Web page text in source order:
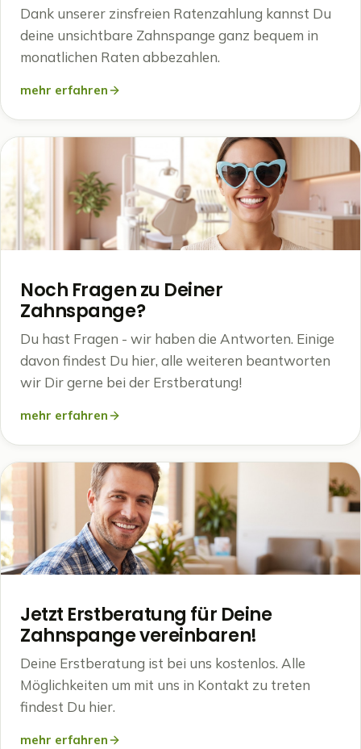
Dank unserer zinsfreien Ratenzahlung kannst Du
deine unsichtbare Zahnspange ganz bequem in
monatlichen Raten abbezahlen.
mehr erfahren
Noch Fragen zu Deiner
Zahnspange?
Du hast Fragen - wir haben die Antworten. Einige
davon findest Du hier, alle weiteren beantworten
wir Dir gerne bei der Erstberatung!
mehr erfahren
Jetzt Erstberatung für Deine
Zahnspange vereinbaren!
Deine Erstberatung ist bei uns kostenlos. Alle
Möglichkeiten um mit uns in Kontakt zu treten
findest Du hier.
mehr erfahren